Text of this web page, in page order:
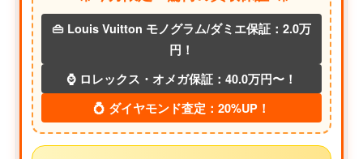
👜 Louis Vuitton モノグラム/ダミエ保証：2.0万
円！
⌚ ロレックス・オメガ保証：40.0万円〜！
💍 ダイヤモンド査定：20%UP！